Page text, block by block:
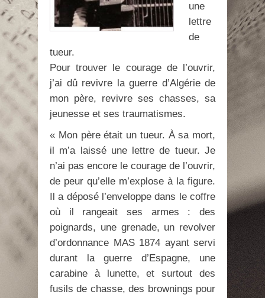
une
lettre
de
tueur.
Pour trouver le courage de l’ouvrir,
j’ai dû revivre la guerre d’Algérie de
mon père, revivre ses chasses, sa
jeunesse et ses traumatismes.
« Mon père était un tueur. À sa mort,
il m’a laissé une lettre de tueur. Je
n’ai pas encore le courage de l’ouvrir,
de peur qu’elle m’explose à la figure.
Il a déposé l’enveloppe dans le coffre
où il rangeait ses armes : des
poignards, une grenade, un revolver
d’ordonnance MAS 1874 ayant servi
durant la guerre d’Espagne, une
carabine à lunette, et surtout des
fusils de chasse, des brownings pour